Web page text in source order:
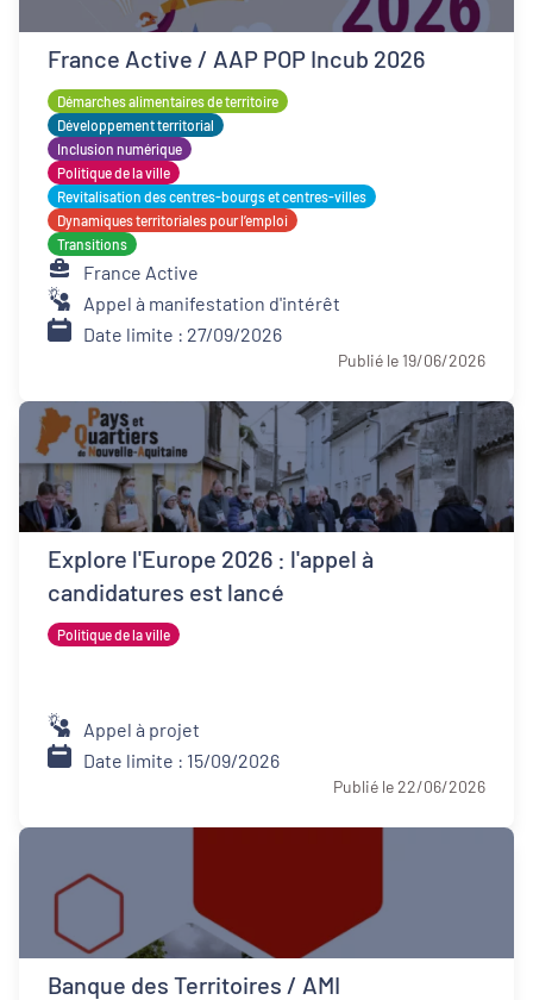
France Active / AAP POP Incub 2026
Démarches alimentaires de territoire
Développement territorial
Inclusion numérique
Politique de la ville
Revitalisation des centres-bourgs et centres-villes
Dynamiques territoriales pour l’emploi
Transitions
France Active
Appel à manifestation d'intérêt
Date limite : 27/09/2026
Publié le 19/06/2026
Explore l'Europe 2026 : l'appel à
candidatures est lancé
Politique de la ville
Appel à projet
Date limite : 15/09/2026
Publié le 22/06/2026
Banque des Territoires / AMI